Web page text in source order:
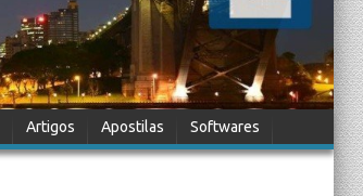
Artigos Apostilas Softwares